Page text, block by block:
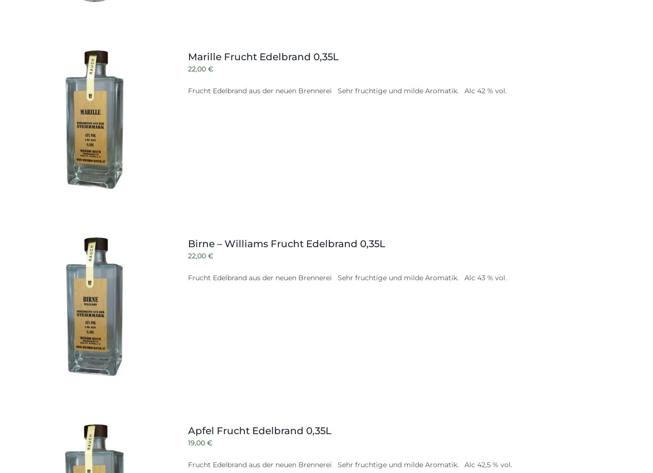
Marille Frucht Edelbrand 0,35L
22,00 €
Frucht Edelbrand aus der neuen Brennerei Sehr fruchtige und milde Aromatik. Alc 42 % vol.
Birne – Williams Frucht Edelbrand 0,35L
22,00 €
Frucht Edelbrand aus der neuen Brennerei Sehr fruchtige und milde Aromatik. Alc 43 % vol.
Apfel Frucht Edelbrand 0,35L
19,00 €
Frucht Edelbrand aus der neuen Brennerei Sehr fruchtige und milde Aromatik. Alc 42,5 % vol.